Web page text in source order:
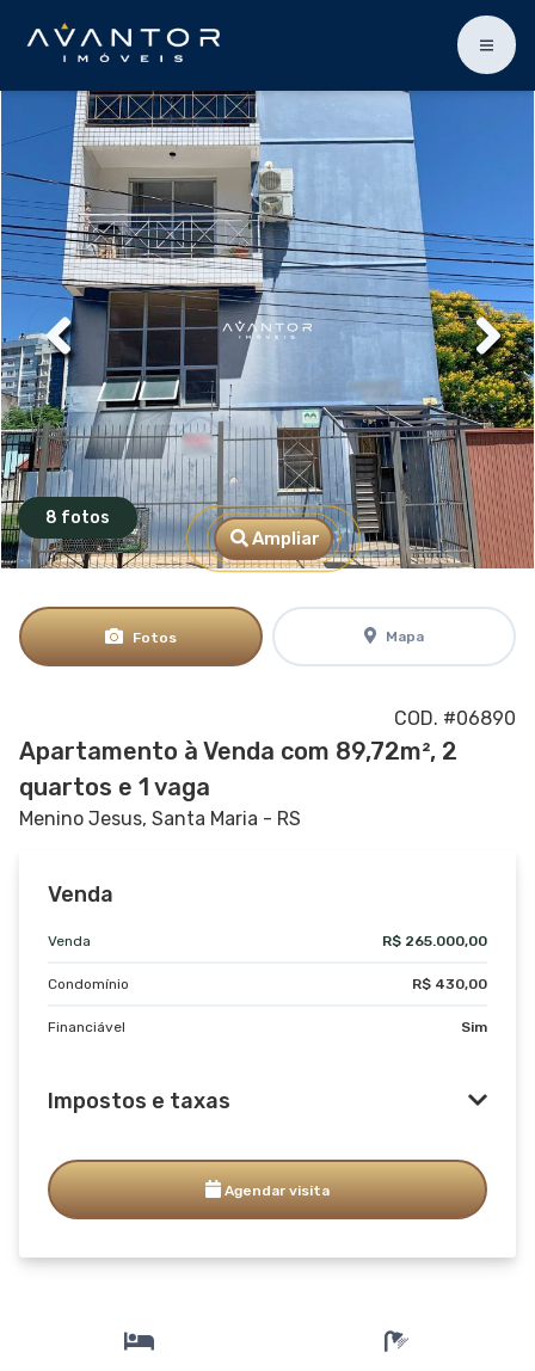
8 fotos
Ampliar
Fotos Mapa
COD. #06890
Apartamento à Venda com 89,72m², 2
quartos e 1 vaga
Menino Jesus, Santa Maria - RS
Venda
Venda R$ 265.000,00
Condomínio R$ 430,00
Financiável Sim
Impostos e taxas
Agendar visita